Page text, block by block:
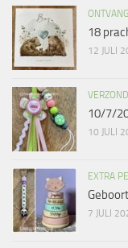
18
12 JULI
10/7/
10 JULI
EXTRA
7 JULI